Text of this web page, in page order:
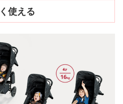
使える